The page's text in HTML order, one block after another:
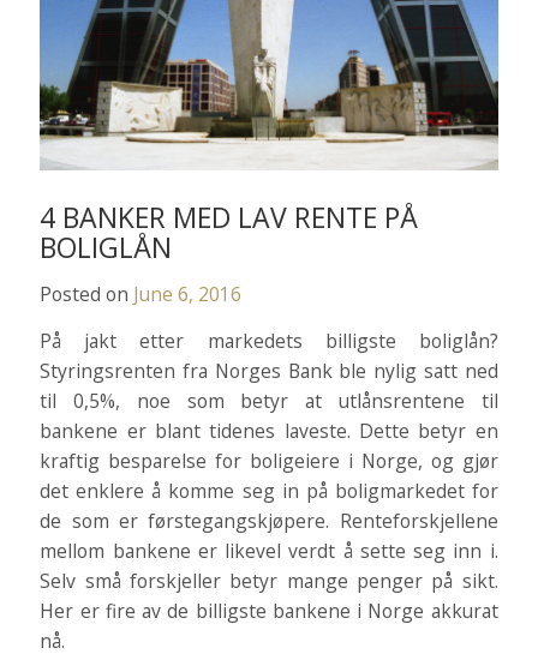
4 BANKER MED LAV RENTE PÅ
BOLIGLÅN
Posted on June 6, 2016
På jakt etter markedets billigste boliglån?
Styringsrenten fra Norges Bank ble nylig satt ned
til 0,5%, noe som betyr at utlånsrentene til
bankene er blant tidenes laveste. Dette betyr en
kraftig besparelse for boligeiere i Norge, og gjør
det enklere å komme seg in på boligmarkedet for
de som er førstegangskjøpere. Renteforskjellene
mellom bankene er likevel verdt å sette seg inn i.
Selv små forskjeller betyr mange penger på sikt.
Her er fire av de billigste bankene i Norge akkurat
nå.